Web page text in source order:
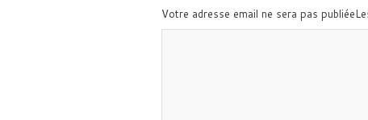
Votre adresse email ne sera pas